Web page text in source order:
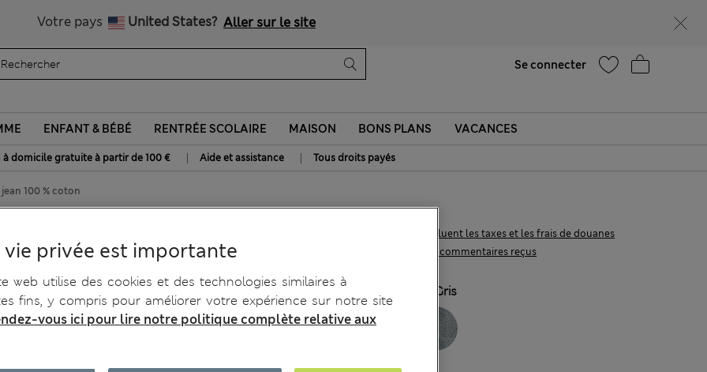
Votre pays United States? Aller sur le site
Se connecter
ENFANT & BÉBÉ RENTRÉE SCOLAIRE MAISON BONS PLANS VACANCES
à domicile gratuite à partir de 100 € | Aide et assistance | Tous droits payés
100 % coton
4 les commentaires reçus
Tous les prix incluent les taxes et les frais de douanes
Gris
vie privée est importante
web utilise des cookies et des technologies similaires à
fins, y compris pour améliorer votre expérience sur notre site
vous ici pour lire notre politique complète relative aux